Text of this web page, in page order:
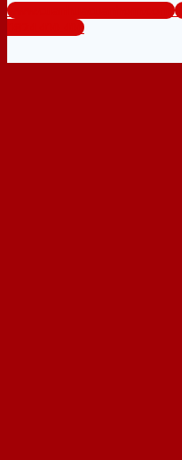
www.cuanhuacuanhom.com
0824.400.400